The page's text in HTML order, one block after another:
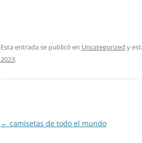
Esta entrada se publicó en Uncategorized y
2023.
Navegación
← camisetas de todo el mundo